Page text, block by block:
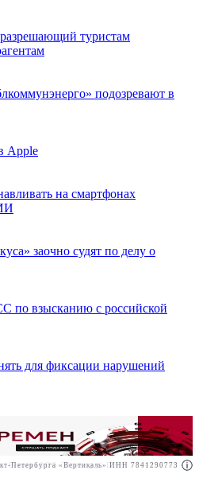
РекламаООО "Право.ру" ИНН: 7704835288
туристам
подозревают в
Apple
на смартфонах
заочно судят по делу о
по взысканию с российской
для фиксации нарушений
Петербурга «Вертикаль» ИНН 7841290773